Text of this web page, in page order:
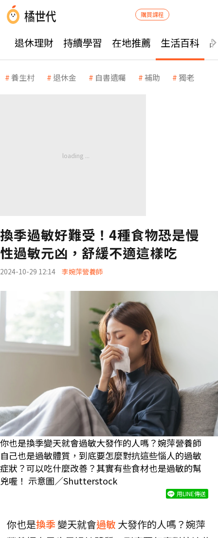
購買課程
退休理財 持續學習 在地推薦 生活百科
養生村 退休金 自書遺囑 補助 獨老
換季過敏好難受！4種食物恐是慢
性過敏元凶，舒緩不適這樣吃
2024-10-29 12:14 李婉萍營養師
你也是換季變天就會過敏大發作的人嗎？婉萍營養師
自己也是過敏體質，到底要怎麼對抗這些惱人的過敏
症狀？可以吃什麼改善？其實有些食材也是過敏的幫
兇喔！ 示意圖／Shutterstock
用LINE傳送
你也是換季 變天就會過敏 大發作的人嗎？婉萍